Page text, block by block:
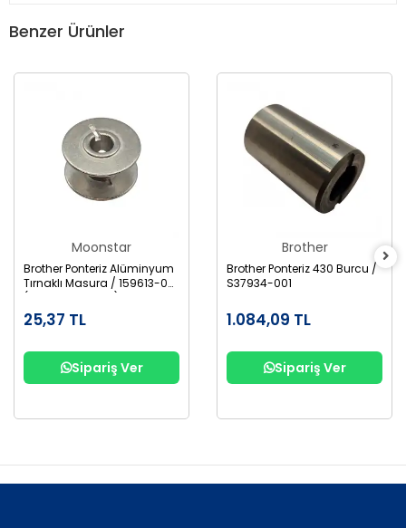
Benzer Ürünler
Moonstar
Brother Ponteriz Alüminyum
Tırnaklı Masura / 159613-001
(B1827-280-000)
25,37 TL
Sipariş Ver
Brother
Brother Ponteriz 430 Burcu /
S37934-001
1.084,09 TL
Sipariş Ver